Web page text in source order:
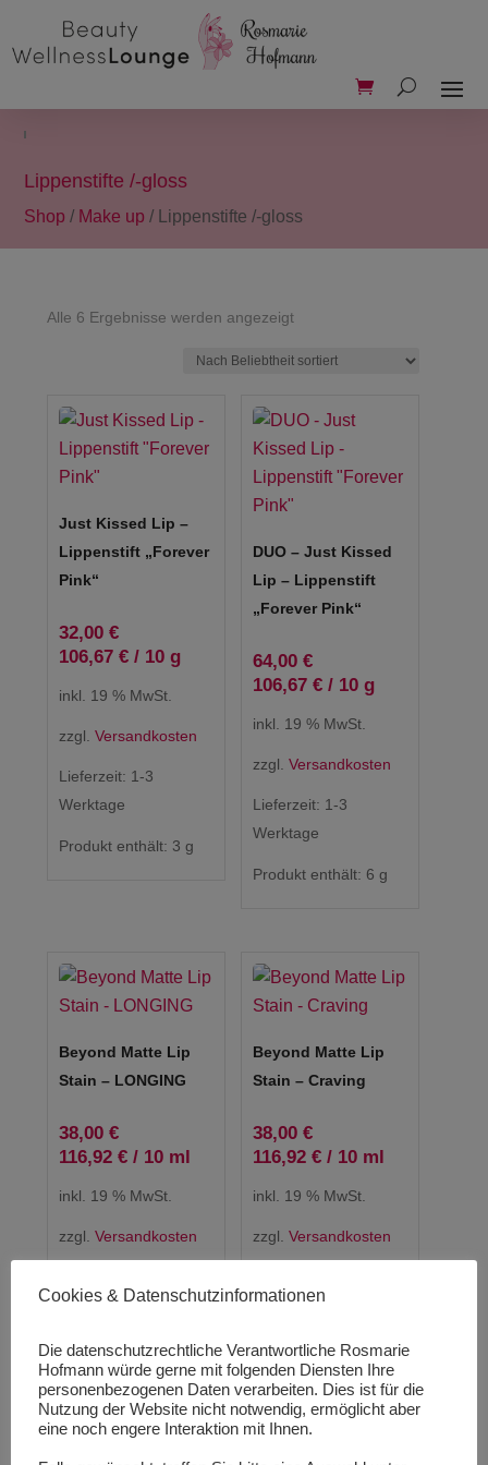
Lippenstifte /-gloss
Shop / Make up / Lippenstifte /-gloss
Alle 6 Ergebnisse werden angezeigtNach
Just Kissed Lip –
Lippenstift „Forever
Pink“
32,00 €
106,67 €/ 10 g
inkl. 19 % MwSt.
zzgl. Versandkosten
Lieferzeit: 1-3
Werktage
Produkt enthält: 3 g
DUO – Just Kissed
Lip – Lippenstift
„Forever Pink“
64,00 €
106,67 €/ 10 g
inkl. 19 % MwSt.
zzgl. Versandkosten
Lieferzeit: 1-3
Werktage
Produkt enthält: 6 g
Beyond Matte Lip
Stain – LONGING
38,00 €
116,92 €/ 10 ml
inkl. 19 % MwSt.
zzgl. Versandkosten
Werktage
Produkt enthält: 3,25
ml
Beyond Matte Lip
Stain – Craving
38,00 €
116,92 €/ 10 ml
inkl. 19 % MwSt.
zzgl. Versandkosten
Werktage
Produkt enthält: 3,25
ml
Cookies & Datenschutzinformationen
Die datenschutzrechtliche Verantwortliche Rosmarie
Hofmann würde gerne mit folgenden Diensten Ihre
personenbezogenen Daten verarbeiten. Dies ist für die
Nutzung der Website nicht notwendig, ermöglicht aber
eine noch engere Interaktion mit Ihnen.